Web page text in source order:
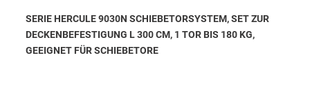
SERIE HERCULE 9030N SCHIEBETORSYSTEM, SET ZUR
DECKENBEFESTIGUNG L 300 CM, 1 TOR BIS 180 KG,
GEEIGNET FÜR SCHIEBETORE